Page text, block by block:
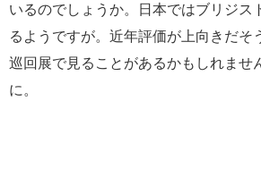
いるのでしょうか。日本ではブリジス
るようですが。近年評価が上向きだそ
巡回展で見ることがあるかもしれませ
に。